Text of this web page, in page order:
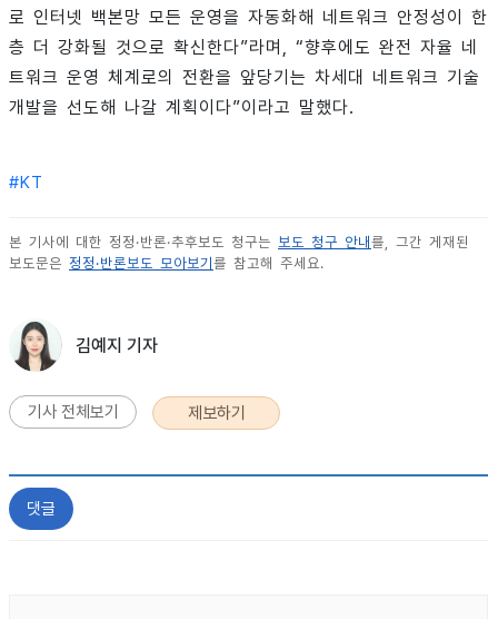
로 인터넷 백본망 모든 운영을 자동화해 네트워크 안정성이 한
층 더 강화될 것으로 확신한다”라며, “향후에도 완전 자율 네
트워크 운영 체계로의 전환을 앞당기는 차세대 네트워크 기술
개발을 선도해 나갈 계획이다”이라고 말했다.
#KT
본 기사에 대한 정정·반론·추후보도 청구는 보도 청구 안내 를, 그간 게재된
보도문은 정정·반론보도 모아보기 를 참고해 주세요.
김예지 기자
기사 전체보기 제보하기
댓글